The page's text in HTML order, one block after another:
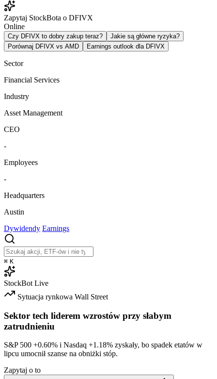
Zapytaj StockBota o DFIVX
Online
Czy DFIVX to dobry zakup teraz?
Jakie są główne ryzyka?
Porównaj DFIVX vs AMD
Earnings outlook dla DFIVX
Sector
Financial Services
Industry
Asset Management
CEO
-
Employees
-
Headquarters
Austin
Dywidendy Earnings
⌘ K
StockBot Live
Sytuacja rynkowa Wall Street
Sektor tech liderem wzrostów przy słabym
zatrudnieniu
S&P 500 +0.60% i Nasdaq +1.18% zyskały, bo spadek etatów w
lipcu umocnił szanse na obniżki stóp.
Zapytaj o to